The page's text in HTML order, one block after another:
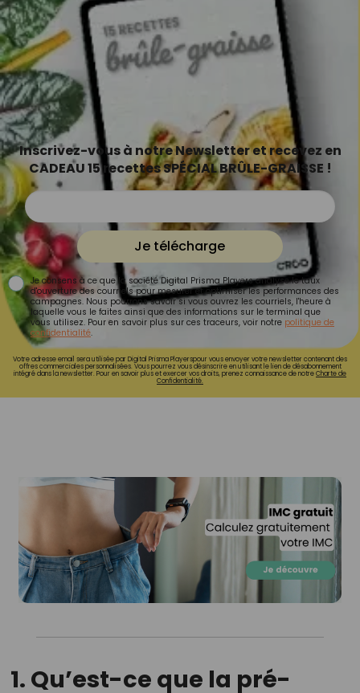
Inscrivez-vous à notre Newsletter et recevez en
CADEAU 15 recettes SPÉCIAL BRÛLE-GRAISSE !
Je télécharge
Je consens à ce que la société Digital Prisma Players analyse le taux
d'ouverture des courriels pour mesurer et optimiser les performances des
campagnes. Nous pourrons savoir si vous ouvrez les courriels, l'heure à
laquelle vous le faites ainsi que des informations sur le terminal que
vous utilisez. Pour en savoir plus sur ces traceurs, voir notre politique de
confidentialité.
Votre adresse email sera utilisée par Digital Prisma Playerspour vous envoyer votre newsletter contenant des
offres commerciales personnalisées. Vous pourrez vous désinscrire en utilisant le lien de désabonnement
intégré dans la newsletter. Pour en savoir plus et exercer vos droits, prenez connaissance de notreCharte de
Confidentialité.
1. Qu’est-ce que la pré-